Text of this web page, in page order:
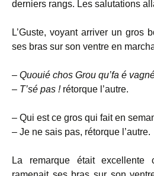
derniers rangs. Les salutations
L’Guste, voyant arriver un gros
ses bras sur son ventre en
– Quouié chos Grou qu’fa é
– T’sé pas !rétorque l’autre.
– Qui est ce gros qui fait en
– Je ne sais pas, rétorque l’autre.
La remarque était